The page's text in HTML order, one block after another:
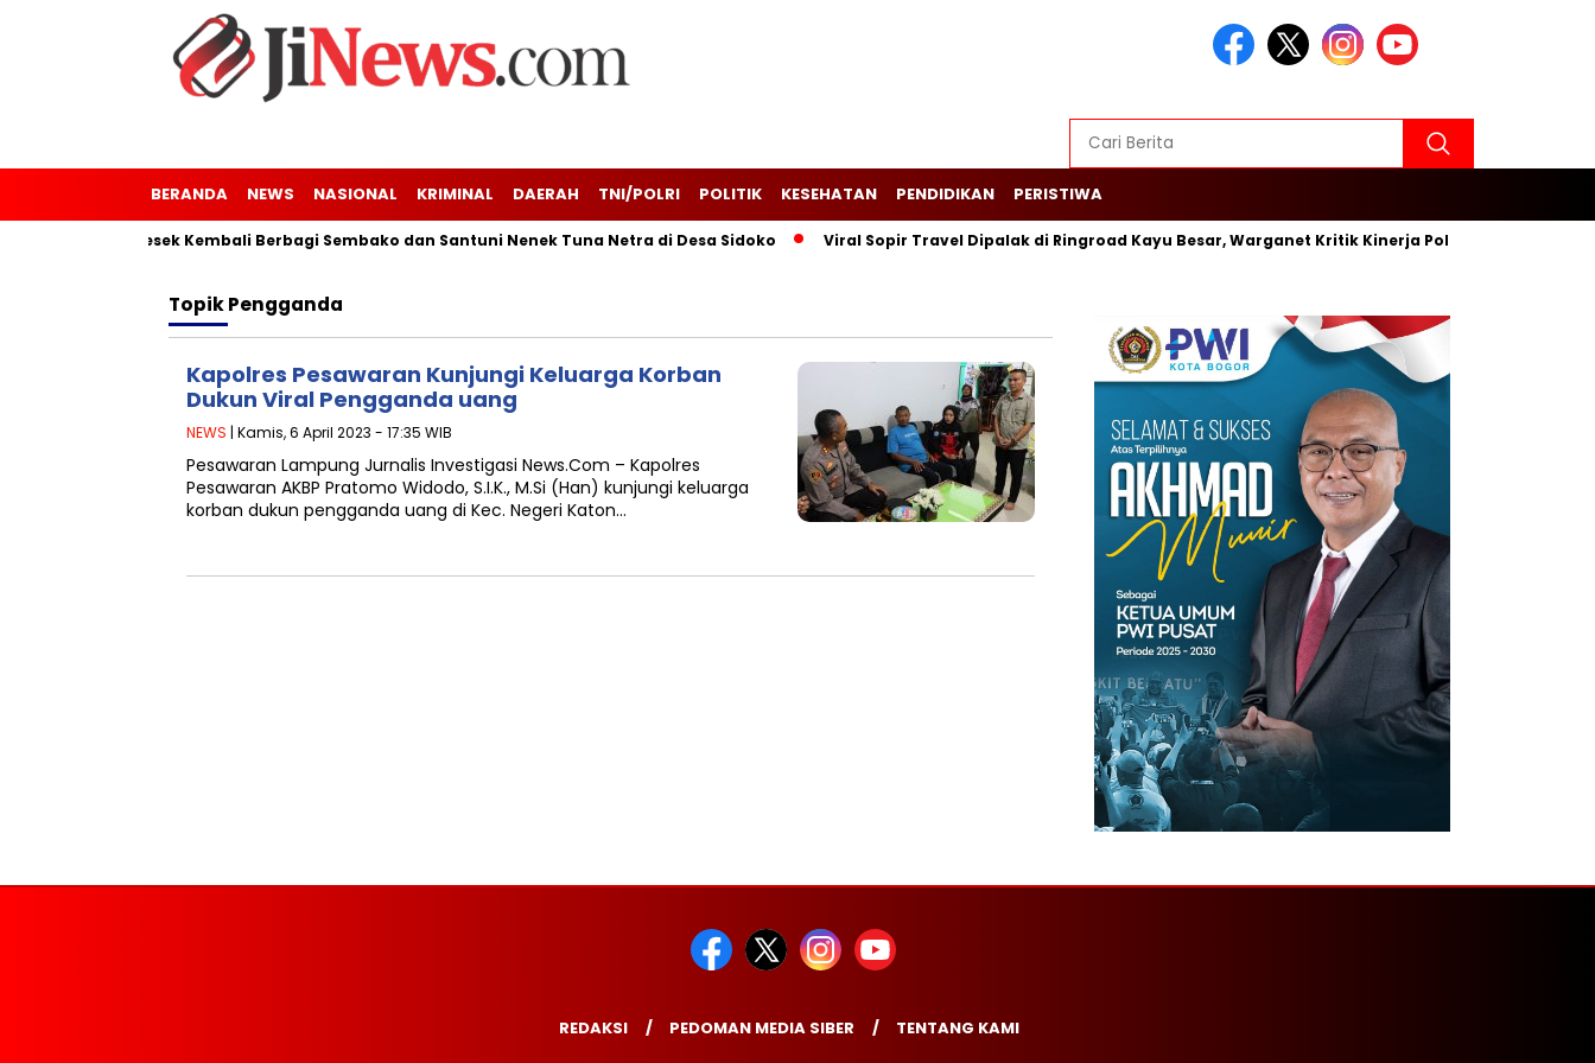
BERANDA NEWS NASIONAL KRIMINAL DAERAH TNI/POLRI POLITIK KESEHATAN PENDIDIKAN PERISTIWA
Kaler-Kresek Kembali Berbagi Sembako dan Santuni Nenek Tuna Netra di Desa Sidoko Viral Sopir Travel Dipalak di Ringroad Kayu Besar, Warganet Kritik Kinerja Polsek Cengkareng
TopikPengganda
Kapolres Pesawaran Kunjungi Keluarga Korban
Dukun Viral Pengganda uang
NEWS | Kamis, 6 April 2023 - 17:35 WIB
Pesawaran Lampung Jurnalis Investigasi News.Com – Kapolres
Pesawaran AKBP Pratomo Widodo, S.I.K., M.Si (Han) kunjungi keluarga
korban dukun pengganda uang di Kec. Negeri Katon…
REDAKSI PEDOMAN MEDIA SIBER TENTANG KAMI